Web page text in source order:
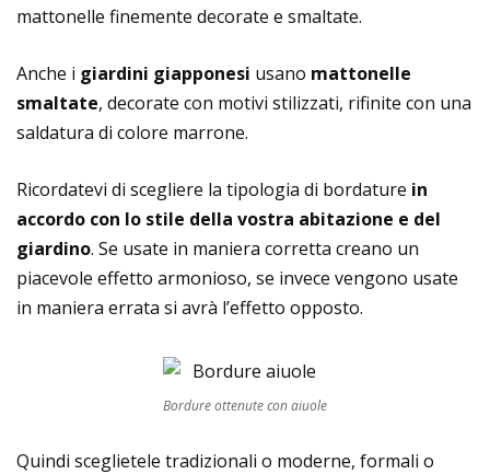
mattonelle finemente decorate e smaltate.
Anche i giardini giapponesi usano mattonelle
smaltate, decorate con motivi stilizzati, rifinite con una
saldatura di colore marrone.
Ricordatevi di scegliere la tipologia di bordature in
accordo con lo stile della vostra abitazione e del
giardino. Se usate in maniera corretta creano un
piacevole effetto armonioso, se invece vengono usate
in maniera errata si avrà l’effetto opposto.
Bordure ottenute con aiuole
Quindi sceglietele tradizionali o moderne, formali o